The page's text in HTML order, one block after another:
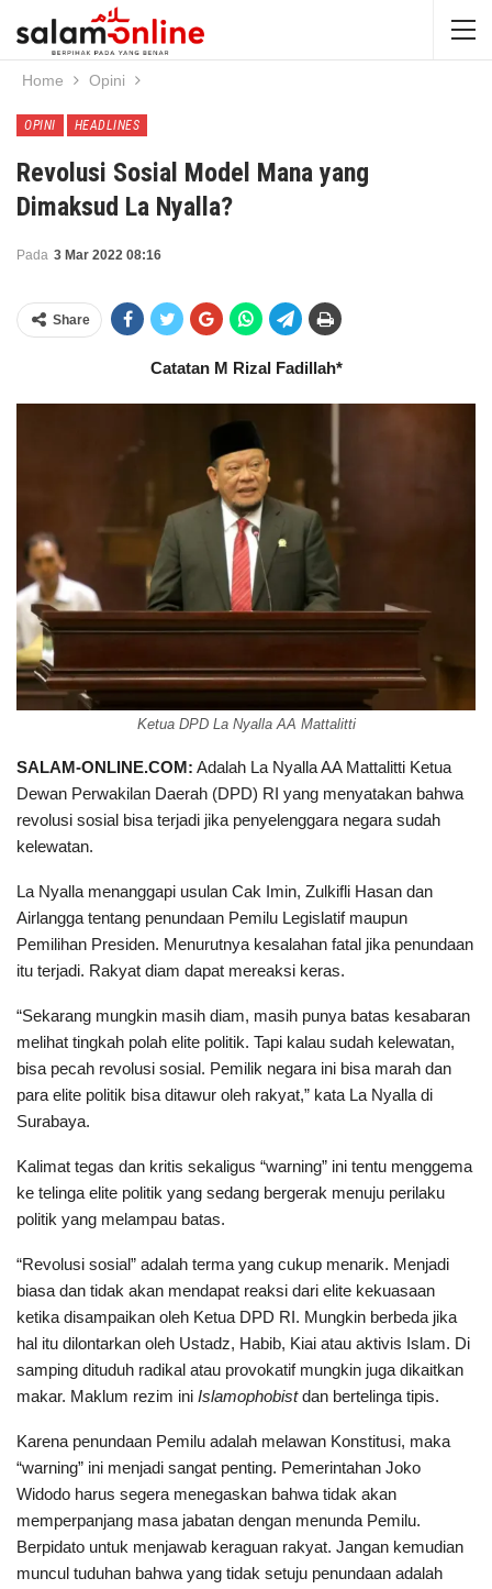
Home Opini
OPINI HEADLINES
Revolusi Sosial Model Mana yang
Dimaksud La Nyalla?
Pada 3 Mar 2022 08:16
Share
Catatan M Rizal Fadillah*
Ketua DPD La Nyalla AA Mattalitti
SALAM-ONLINE.COM: Adalah La Nyalla AA Mattalitti Ketua
Dewan Perwakilan Daerah (DPD) RI yang menyatakan bahwa
revolusi sosial bisa terjadi jika penyelenggara negara sudah
kelewatan.
La Nyalla menanggapi usulan Cak Imin, Zulkifli Hasan dan
Airlangga tentang penundaan Pemilu Legislatif maupun
Pemilihan Presiden. Menurutnya kesalahan fatal jika penundaan
itu terjadi. Rakyat diam dapat mereaksi keras.
“Sekarang mungkin masih diam, masih punya batas kesabaran
melihat tingkah polah elite politik. Tapi kalau sudah kelewatan,
bisa pecah revolusi sosial. Pemilik negara ini bisa marah dan
para elite politik bisa ditawur oleh rakyat,” kata La Nyalla di
Surabaya.
Kalimat tegas dan kritis sekaligus “warning” ini tentu menggema
ke telinga elite politik yang sedang bergerak menuju perilaku
politik yang melampau batas.
“Revolusi sosial” adalah terma yang cukup menarik. Menjadi
biasa dan tidak akan mendapat reaksi dari elite kekuasaan
ketika disampaikan oleh Ketua DPD RI. Mungkin berbeda jika
hal itu dilontarkan oleh Ustadz, Habib, Kiai atau aktivis Islam. Di
samping dituduh radikal atau provokatif mungkin juga dikaitkan
makar. Maklum rezim ini Islamophobistdan bertelinga tipis.
Karena penundaan Pemilu adalah melawan Konstitusi, maka
“warning” ini menjadi sangat penting. Pemerintahan Joko
Widodo harus segera menegaskan bahwa tidak akan
memperpanjang masa jabatan dengan menunda Pemilu.
Berpidato untuk menjawab keraguan rakyat. Jangan kemudian
muncul tuduhan bahwa yang tidak setuju penundaan adalah